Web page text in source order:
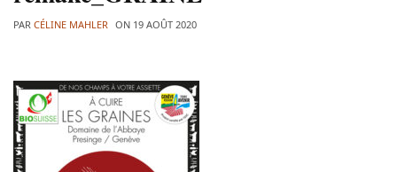
PAR CÉLINE MAHLER ON 19 AOÛT 2020